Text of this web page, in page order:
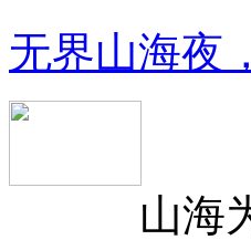
无界山海夜
山海为